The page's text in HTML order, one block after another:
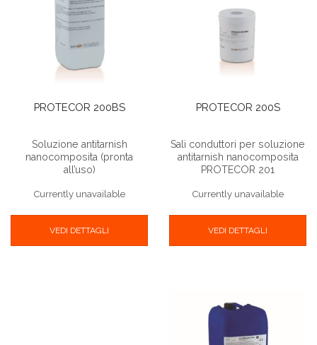
PROTECOR 200BS
Soluzione antitarnish
nanocomposita (pronta
all’uso)
Currently unavailable
VEDI DETTAGLI
PROTECOR 200S
Sali conduttori per soluzione
antitarnish nanocomposita
PROTECOR 201
Currently unavailable
VEDI DETTAGLI